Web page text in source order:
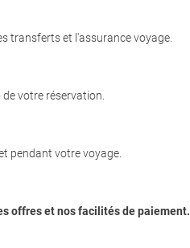
transferts et l'assurance voyage.
de votre réservation.
pendant votre voyage.
offres et nos facilités de paiement.